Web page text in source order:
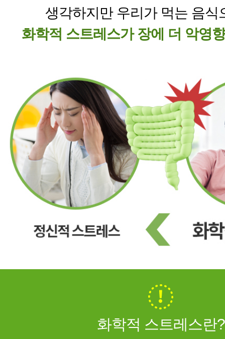
생각하지만 우리가 먹는 음식
화학적 스트레스가 장에 더 악영
화학적 스트레스란?